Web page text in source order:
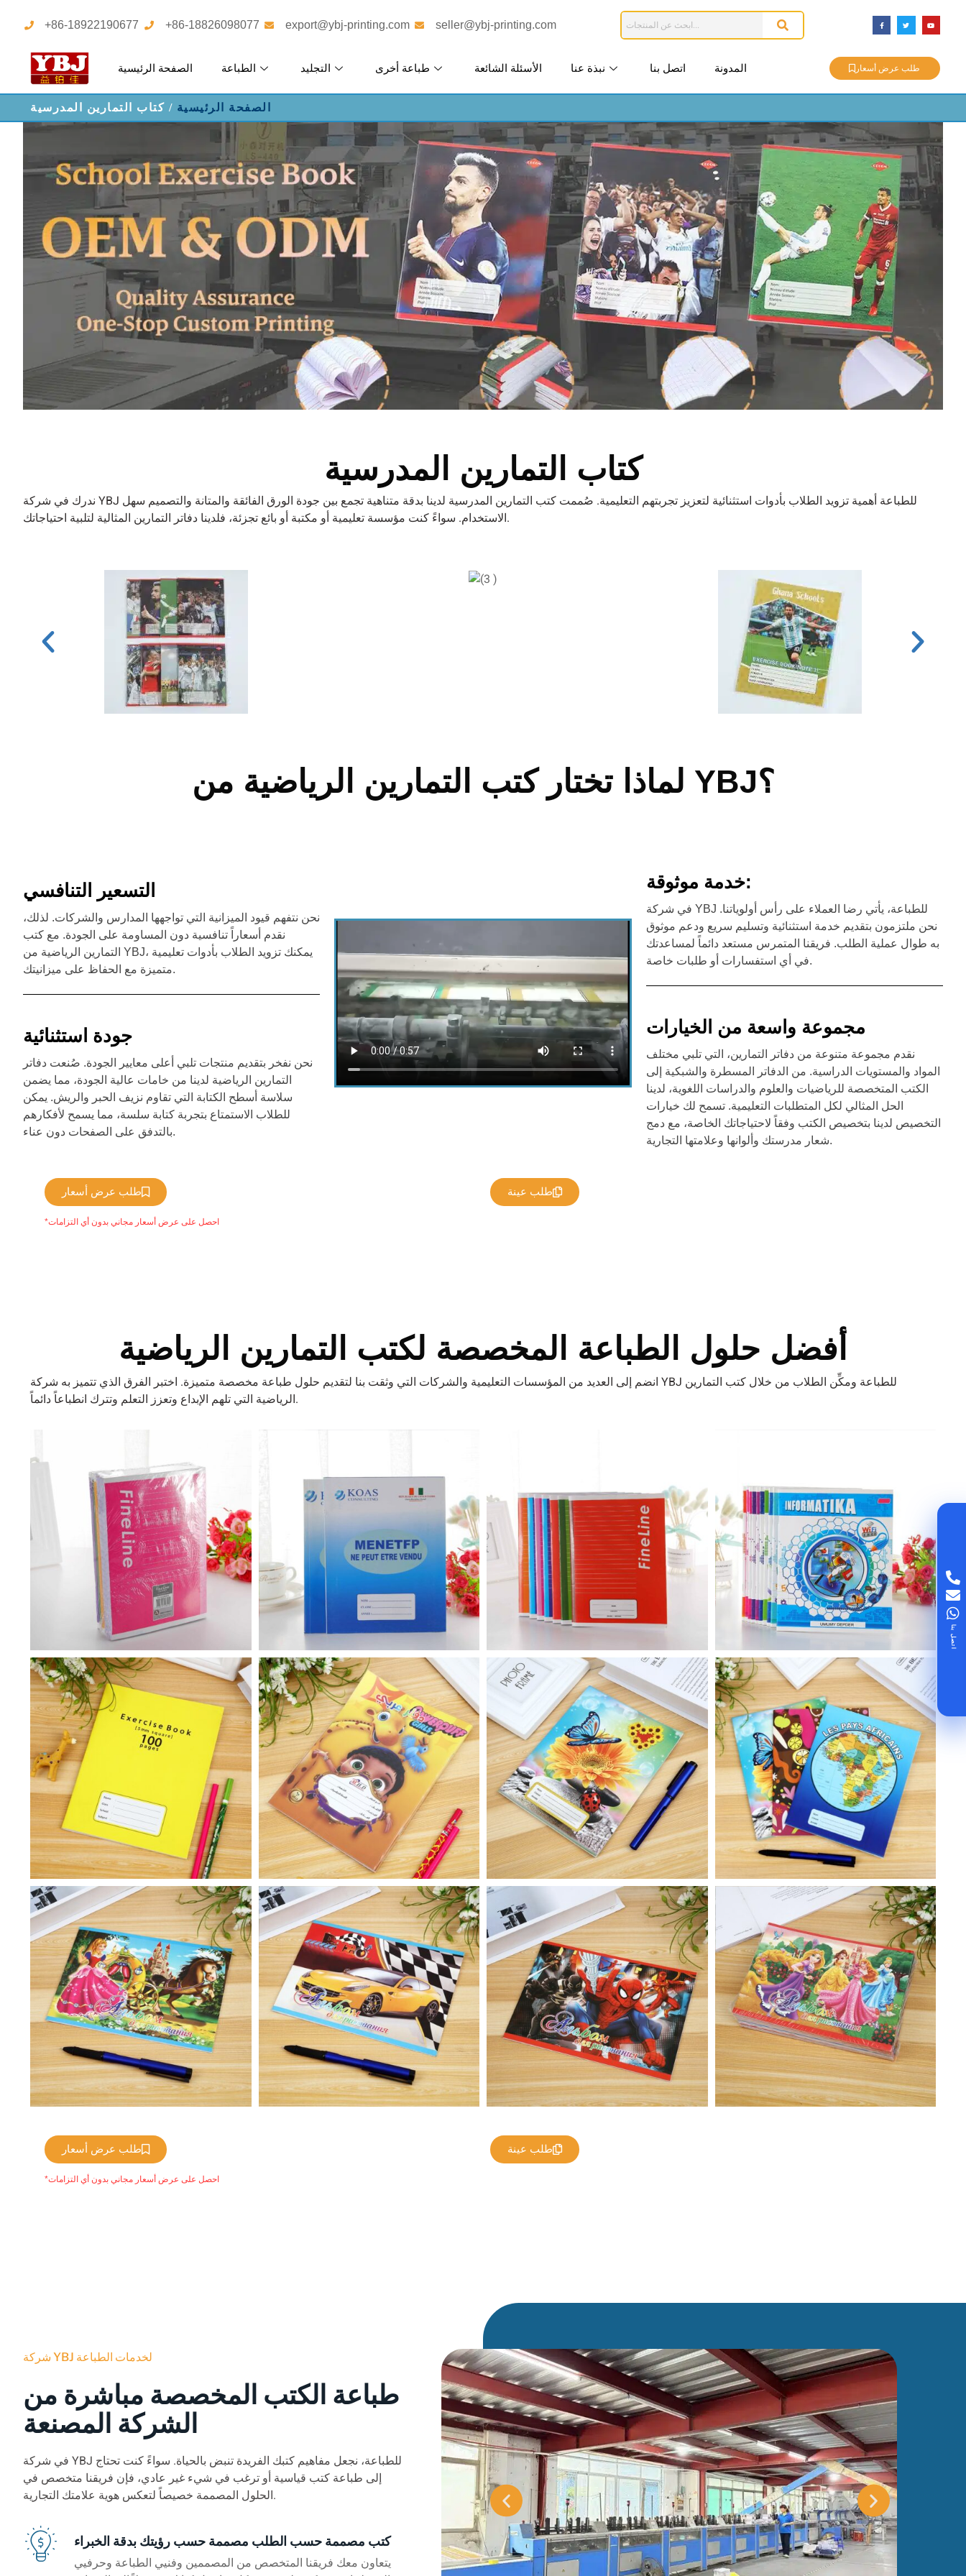
+86-18922190677 +86-18826098077 export@ybj-printing.com seller@ybj-printing.com
الصفحة الرئيسية الطباعة التجليد طباعة أخرى الأسئلة الشائعة نبذة عنا اتصل بنا المدونة طلب عرض أسعار
الصفحة الرئيسية / كتاب التمارين المدرسية
كتاب التمارين المدرسية
ندرك في شركة YBJ للطباعة أهمية تزويد الطلاب بأدوات استثنائية لتعزيز تجربتهم التعليمية. صُممت كتب التمارين المدرسية لدينا بدقة متناهية تجمع بين جودة الورق الفائقة والمتانة والتصميم سهل
الاستخدام. سواءً كنت مؤسسة تعليمية أو مكتبة أو بائع تجزئة، فلدينا دفاتر التمارين المثالية لتلبية احتياجاتك.
لماذا تختار كتب التمارين الرياضية من YBJ؟
التسعير التنافسي
نحن نتفهم قيود الميزانية التي تواجهها المدارس والشركات. لذلك،
نقدم أسعاراً تنافسية دون المساومة على الجودة. مع كتب
التمارين الرياضية من YBJ، يمكنك تزويد الطلاب بأدوات تعليمية
متميزة مع الحفاظ على ميزانيتك.
جودة استثنائية
نحن نفخر بتقديم منتجات تلبي أعلى معايير الجودة. صُنعت دفاتر
التمارين الرياضية لدينا من خامات عالية الجودة، مما يضمن
سلاسة أسطح الكتابة التي تقاوم نزيف الحبر والريش. يمكن
للطلاب الاستمتاع بتجربة كتابة سلسة، مما يسمح لأفكارهم
بالتدفق على الصفحات دون عناء.
خدمة موثوقة:
في شركة YBJ للطباعة، يأتي رضا العملاء على رأس أولوياتنا.
نحن ملتزمون بتقديم خدمة استثنائية وتسليم سريع ودعم موثوق
به طوال عملية الطلب. فريقنا المتمرس مستعد دائماً لمساعدتك
في أي استفسارات أو طلبات خاصة.
مجموعة واسعة من الخيارات
نقدم مجموعة متنوعة من دفاتر التمارين، التي تلبي مختلف
المواد والمستويات الدراسية. من الدفاتر المسطرة والشبكية إلى
الكتب المتخصصة للرياضيات والعلوم والدراسات اللغوية، لدينا
الحل المثالي لكل المتطلبات التعليمية. تسمح لك خيارات
التخصيص لدينا بتخصيص الكتب وفقاً لاحتياجاتك الخاصة، مع دمج
شعار مدرستك وألوانها وعلامتها التجارية.
طلب عرض أسعار طلب عينة
*احصل على عرض أسعار مجاني بدون أي التزامات
أفضل حلول الطباعة المخصصة لكتب التمارين الرياضية
انضم إلى العديد من المؤسسات التعليمية والشركات التي وثقت بنا لتقديم حلول طباعة مخصصة متميزة. اختبر الفرق الذي تتميز به شركة YBJ للطباعة ومكِّن الطلاب من خلال كتب التمارين
الرياضية التي تلهم الإبداع وتعزز التعلم وتترك انطباعاً دائماً.
طلب عرض أسعار طلب عينة
*احصل على عرض أسعار مجاني بدون أي التزامات
شركة YBJ لخدمات الطباعة
طباعة الكتب المخصصة مباشرة من
الشركة المصنعة
في شركة YBJ للطباعة، نجعل مفاهيم كتبك الفريدة تنبض بالحياة. سواءً كنت تحتاج
إلى طباعة كتب قياسية أو ترغب في شيء غير عادي، فإن فريقنا متخصص في
الحلول المصممة خصيصاً لتعكس هوية علامتك التجارية.
كتب مصممة حسب الطلب مصممة حسب رؤيتك بدقة الخبراء
يتعاون معك فريقنا المتخصص من المصممين وفنيي الطباعة وحرفيي
اتصل بنا